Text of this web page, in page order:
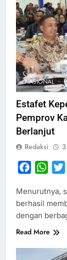
NASIONAL
Estafet
Pemprov
Berlanjut
Redaksi
Facebook
Menurutnya,
berhasil
dengan
Read More